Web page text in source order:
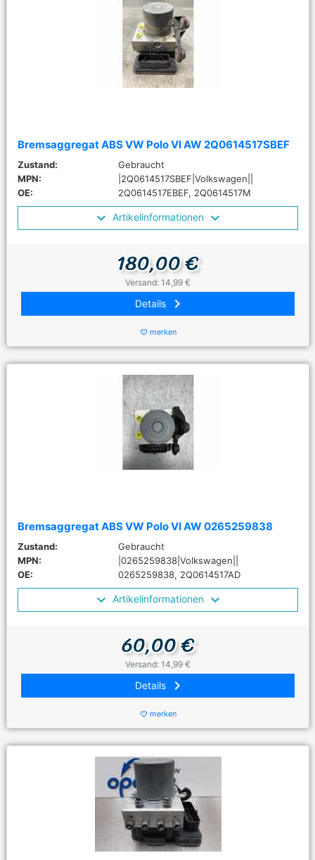
Bremsaggregat ABS VW Polo VI AW 2Q0614517SBEF
Zustand:
Gebraucht
MPN:
|2Q0614517SBEF|Volkswagen||
OE:
2Q0614517EBEF, 2Q0614517M
Artikelinformationen
180,00 €
Versand: 14,99 €
Details keyboard_arrow_right
favorite_border merken
Bremsaggregat ABS VW Polo VI AW 0265259838
Zustand:
Gebraucht
MPN:
|0265259838|Volkswagen||
OE:
0265259838, 2Q0614517AD
Artikelinformationen
60,00 €
Versand: 14,99 €
Details keyboard_arrow_right
favorite_border merken